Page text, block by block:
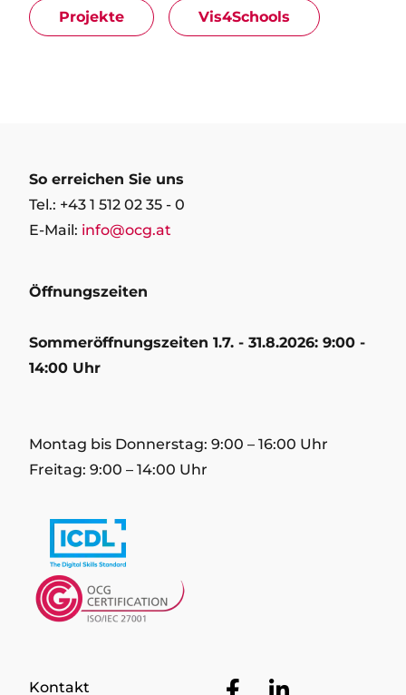
Projekte Vis4Schools
So erreichen Sie uns
Tel.: +43 1 512 02 35 - 0
E-Mail: info@ocg.at
Öffnungszeiten
Sommeröffnungszeiten 1.7. - 31.8.2026: 9:00 -
14:00 Uhr
Montag bis Donnerstag: 9:00 – 16:00 Uhr
Freitag: 9:00 – 14:00 Uhr
Kontakt FacebookLinkedIn